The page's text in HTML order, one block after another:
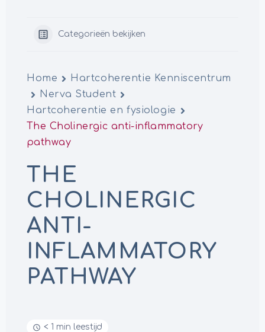
Categorieën bekijken
Home
Hartcoherentie Kenniscentrum
Nerva Student
Hartcoherentie en fysiologie
The Cholinergic anti-inflammatory
pathway
THE
CHOLINERGIC
ANTI-
INFLAMMATORY
PATHWAY
< 1 min leestijd